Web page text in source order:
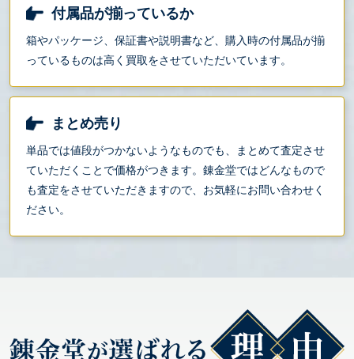
付属品が揃っているか
箱やパッケージ、保証書や説明書など、購入時の付属品が揃
っているものは高く買取をさせていただいています。
まとめ売り
単品では値段がつかないようなものでも、まとめて査定させ
ていただくことで価格がつきます。錬金堂ではどんなもので
も査定をさせていただきますので、お気軽にお問い合わせく
ださい。